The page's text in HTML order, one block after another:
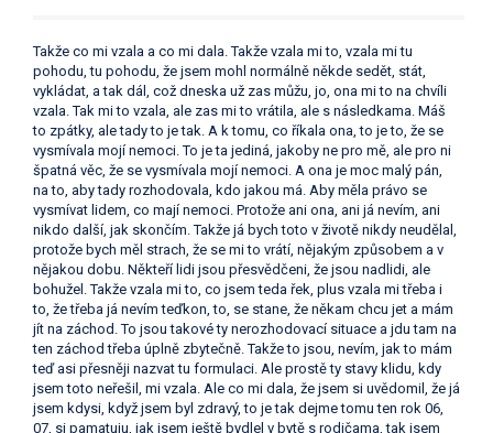
Takže co mi vzala a co mi dala. Takže vzala mi to, vzala mi tu
pohodu, tu pohodu, že jsem mohl normálně někde sedět, stát,
vykládat, a tak dál, což dneska už zas můžu, jo, ona mi to na chvíli
vzala. Tak mi to vzala, ale zas mi to vrátila, ale s následkama. Máš
to zpátky, ale tady to je tak. A k tomu, co říkala ona, to je to, že se
vysmívala mojí nemoci. To je ta jediná, jakoby ne pro mě, ale pro ni
špatná věc, že se vysmívala mojí nemoci. A ona je moc malý pán,
na to, aby tady rozhodovala, kdo jakou má. Aby měla právo se
vysmívat lidem, co mají nemoci. Protože ani ona, ani já nevím, ani
nikdo další, jak skončím. Takže já bych toto v životě nikdy neudělal,
protože bych měl strach, že se mi to vrátí, nějakým způsobem a v
nějakou dobu. Někteří lidi jsou přesvědčeni, že jsou nadlidi, ale
bohužel. Takže vzala mi to, co jsem teda řek, plus vzala mi třeba i
to, že třeba já nevím teďkon, to, se stane, že někam chcu jet a mám
jít na záchod. To jsou takové ty nerozhodovací situace a jdu tam na
ten záchod třeba úplně zbytečně. Takže to jsou, nevím, jak to mám
teď asi přesněji nazvat tu formulaci. Ale prostě ty stavy klidu, kdy
jsem toto neřešil, mi vzala. Ale co mi dala, že jsem si uvědomil, že já
jsem kdysi, když jsem byl zdravý, to je tak dejme tomu ten rok 06,
07, si pamatuju, jak jsem ještě bydlel v bytě s rodičama, tak jsem